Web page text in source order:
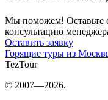
Мы поможем! Оставьте
консультацию
Оставить заявку
Горящие туры из
TezTour
© 2007—2026.